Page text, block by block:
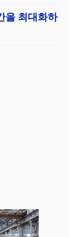
을 최대화하